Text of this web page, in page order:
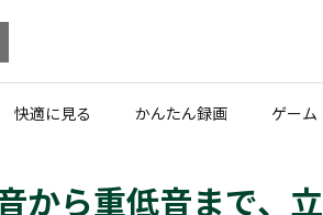
快適に見る かんたん録画 ゲーム
から重低音まで、